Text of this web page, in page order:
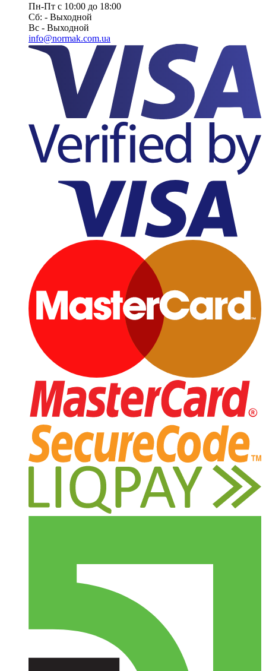
Пн-Пт с 10:00 до 18:00
Сб: - Выходной
Вс - Выходной
info@normak.com.ua